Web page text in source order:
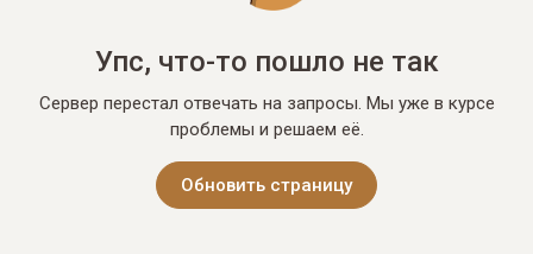
Упс, что-то пошло не так
Сервер перестал отвечать на запросы. Мы уже в курсе
проблемы и решаем её.
Обновить страницу